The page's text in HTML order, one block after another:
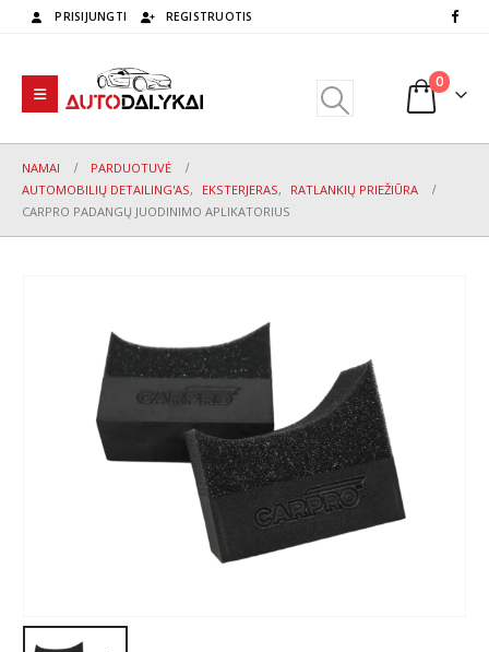
PRISIJUNGTI REGISTRUOTIS
0
NAMAI
PARDUOTUVĖ
AUTOMOBILIŲ DETAILING'AS, EKSTERJERAS,
RATLANKIŲ PRIEŽIŪRA
CARPRO PADANGŲ JUODINIMO APLIKATORIUS